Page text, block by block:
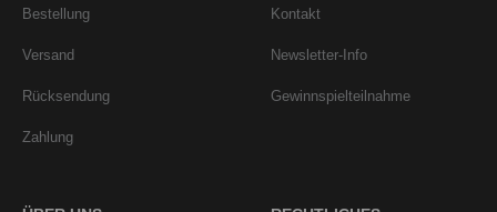
Bestellung
Versand
Rücksendung
Zahlung
Kontakt
Newsletter-Info
Gewinnspielteilnahme